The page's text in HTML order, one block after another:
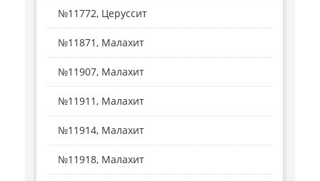
№11772, Церуссит
№11871, Малахит
№11907, Малахит
№11911, Малахит
№11914, Малахит
№11918, Малахит